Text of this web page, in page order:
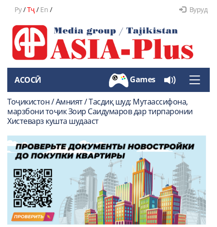
Ру/Тҷ/ En / Вуруд
Toggle
АСОСӢ Games
Тоҷикистон / Амният / Тасдиқ шуд: Мутаассифона,
марзбони тоҷик Зоир Саидумаров дар тирпаронии
Хистеварз кушта шудааст